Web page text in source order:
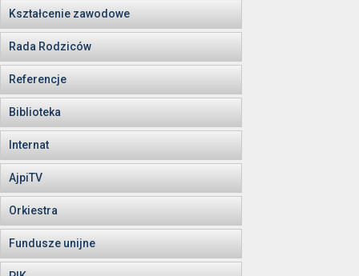
Kształcenie zawodowe
Rada Rodziców
Referencje
Biblioteka
Internat
AjpiTV
Orkiestra
Fundusze unijne